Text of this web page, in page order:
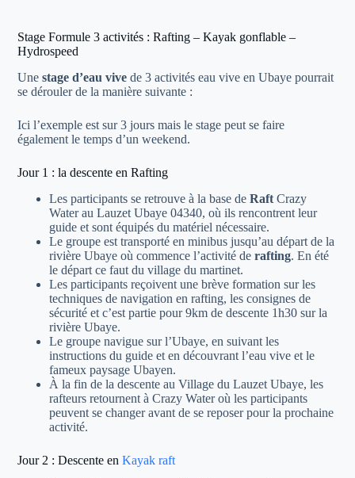
Stage Formule 3 activités : Rafting – Kayak gonflable –
Hydrospeed
Unestage d’eau vive de 3 activités eau vive en Ubaye pourrait
se dérouler de la manière suivante :
Ici l’exemple est sur 3 jours mais le stage peut se faire
également le temps d’un weekend.
Jour 1 : la descente en Rafting
Les participants se retrouve à la base deRaft Crazy
Water au Lauzet Ubaye 04340, où ils rencontrent leur
guide et sont équipés du matériel nécessaire.
Le groupe est transporté en minibus jusqu’au départ de la
rivière Ubaye où commence l’activité derafting. En été
le départ ce faut du village du martinet.
Les participants reçoivent une brève formation sur les
techniques de navigation en rafting, les consignes de
sécurité et c’est partie pour 9km de descente 1h30 sur la
rivière Ubaye.
Le groupe navigue sur l’Ubaye, en suivant les
instructions du guide et en découvrant l’eau vive et le
fameux paysage Ubayen.
À la fin de la descente au Village du Lauzet Ubaye, les
rafteurs retournent à Crazy Water où les participants
peuvent se changer avant de se reposer pour la prochaine
activité.
Jour 2 : Descente enKayak raft